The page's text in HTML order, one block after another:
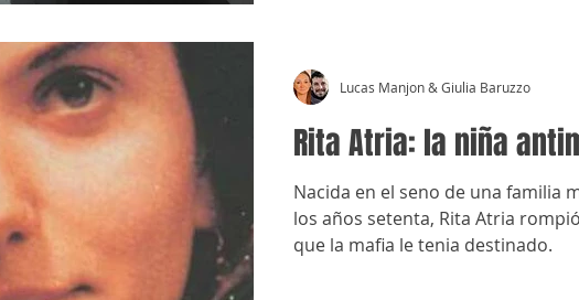
Rita Atria: la niña
Nacida en el seno de una familia
los años setenta, Rita Atria
que la mafia le tenia destinado.
Lucas Manjon & Giulia Baruzzo